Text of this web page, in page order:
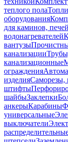
теплого пола
оборудования
для каминов, печей
водонагревателей
вантузы
канализации
канализационные
ограждения
изделия
штифты
шайбыЗаклепки
анкерыКарабины
универсальные
выключатели